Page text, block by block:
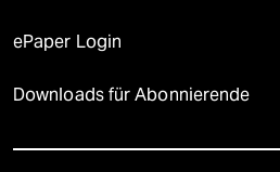
ePaper Login
Downloads für Abonnierende